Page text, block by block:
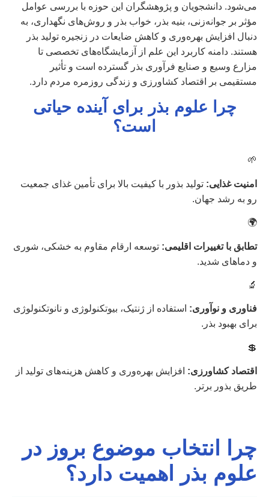
می‌شود. دانشجویان و پژوهشگران این حوزه با بررسی عوامل
مؤثر بر جوانه‌زنی، بنیه بذر، خواب بذر و روش‌های نگهداری، به
دنبال افزایش بهره‌وری و کاهش ضایعات در زنجیره تولید بذر
هستند. دامنه کاربرد این علم از آزمایشگاه‌های تخصصی تا
مزارع وسیع و صنایع فرآوری بذر گسترده است و تأثیر
مستقیمی بر اقتصاد کشاورزی و زندگی روزمره مردم دارد.
چرا علوم بذر برای آینده حیاتی
است؟
🌱
امنیت غذایی: تولید بذور با کیفیت بالا برای تأمین غذای جمعیت
رو به رشد جهان.
🌍
تطابق با تغییرات اقلیمی: توسعه ارقام مقاوم به خشکی، شوری
و دماهای شدید.
🔬
فناوری و نوآوری: استفاده از ژنتیک، بیوتکنولوژی و نانوتکنولوژی
برای بهبود بذر.
💲
اقتصاد کشاورزی: افزایش بهره‌وری و کاهش هزینه‌های تولید از
طریق بذور برتر.
چرا انتخاب موضوع بروز در
علوم بذر اهمیت دارد؟